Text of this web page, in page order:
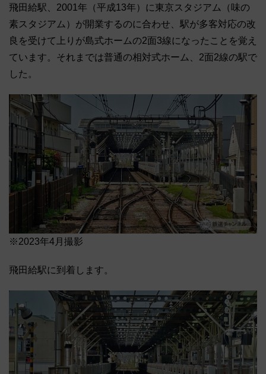
飛田給駅、2001年（平成13年）に東京スタジアム（味の
素スタジアム）が開業するのに合わせ、駅が多客対応の改
良を受けて上りが島式ホームの2面3線になったことを覚え
ています。それまでは普通の相対式ホーム、2面2線の駅で
した。
※2023年4月撮影
飛田給駅に到着します。